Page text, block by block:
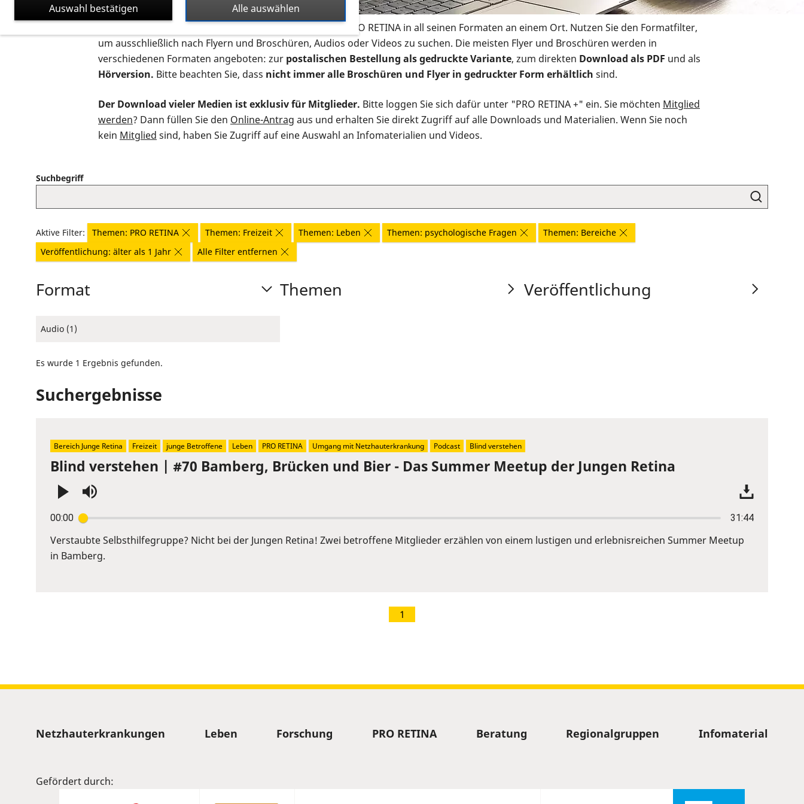
Auf dieser Seite finden Sie sämtliches Infomaterial der PRO RETINA in all seinen Formaten an einem Ort. Nutzen Sie den Formatfilter,
um ausschließlich nach Flyern und Broschüren, Audios oder Videos zu suchen. Die meisten Flyer und Broschüren werden in
verschiedenen Formaten angeboten: zur postalischen Bestellung als gedruckte Variante, zum direkten Download als PDF und als
Hörversion. Bitte beachten Sie, dass nicht immer alle Broschüren und Flyer in gedruckter Form erhältlich sind.
Der Download vieler Medien ist exklusiv für Mitglieder. Bitte loggen Sie sich dafür unter "PRO RETINA +" ein. Sie möchten Mitglied
werden? Dann füllen Sie den Online-Antrag aus und erhalten Sie direkt Zugriff auf alle Downloads und Materialien. Wenn Sie noch
kein Mitglied sind, haben Sie Zugriff auf eine Auswahl an Infomaterialien und Videos.
Suchbegriff
Aktive Filter: Themen: PRO RETINA Themen: Freizeit Themen: Leben Themen: psychologische Fragen
Themen: Bereiche
Veröffentlichung: älter als 1 Jahr
Alle Filter entfernen
Format
Audio (1)
Themen Veröffentlichung
Es wurde 1 Ergebnis gefunden.
Suchergebnisse
Blind verstehen | #70 Bamberg, Brücken und Bier - Das Summer Meetup der Jungen Retina
00:00 31:44
Enter
or
Space
Verstaubte Selbsthilfegruppe? Nicht bei der Jungen Retina! Zwei betroffene Mitglieder erzählen von einem lustigen und erlebnisreichen Summer Meetup
in Bamberg.
Bereich Junge Retina Freizeit junge Betroffene Leben PRO RETINA Umgang mit Netzhauterkrankung Podcast Blind verstehen
1
Sitemap
Netzhauterkrankungen Leben Forschung PRO RETINA Beratung Regionalgruppen Infomaterial
Gefördert durch:
Alle auswählen
Auswahl bestätigen